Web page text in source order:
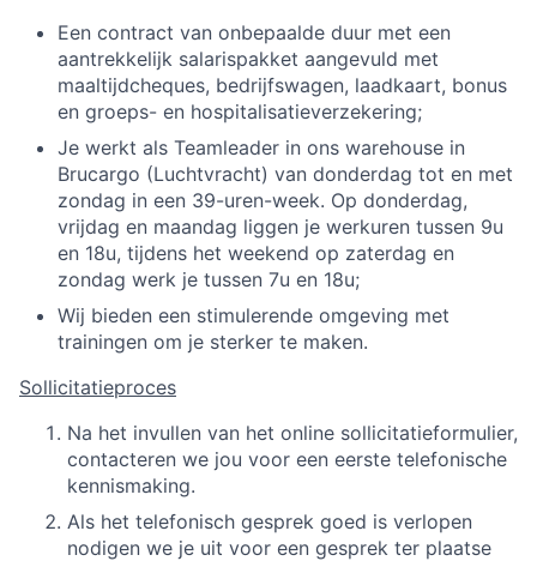
Een contract van onbepaalde duur met een
aantrekkelijk salarispakket aangevuld met
maaltijdcheques, bedrijfswagen, laadkaart, bonus
en groeps- en hospitalisatieverzekering;
Je werkt als Teamleader in ons warehouse in
Brucargo (Luchtvracht) van donderdag tot en met
zondag in een 39-uren-week. Op donderdag,
vrijdag en maandag liggen je werkuren tussen 9u
en 18u, tijdens het weekend op zaterdag en
zondag werk je tussen 7u en 18u;
Wij bieden een stimulerende omgeving met
trainingen om je sterker te maken.
Sollicitatieproces
Na het invullen van het online sollicitatieformulier,
contacteren we jou voor een eerste telefonische
kennismaking.
Als het telefonisch gesprek goed is verlopen
nodigen we je uit voor een gesprek ter plaatse